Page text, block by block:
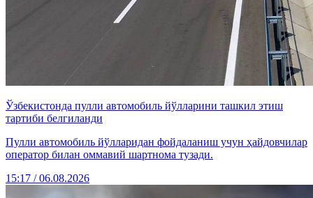
Ўзбекистонда пулли автомобиль йўлларини ташкил этиш
тартиби белгиланди
Пулли автомобиль йўлларидан фойдаланиш учун ҳайдовчилар
оператор билан оммавий шартнома тузади.
15:17 / 06.08.2026